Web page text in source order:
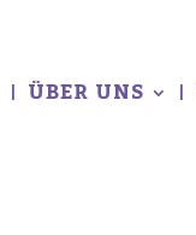
ÜBER UNS